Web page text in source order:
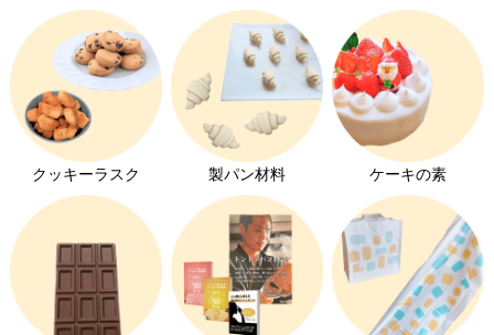
クッキーラスク 製パン材料 ケーキの素